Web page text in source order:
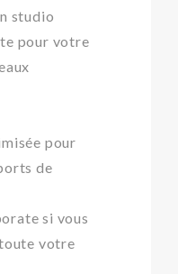
studio
pour votre
pour
de
si vous
votre